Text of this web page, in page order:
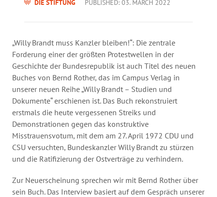
DIE STIFTUNG PUBLISHED: 03. MARCH 2022
„Willy Brandt muss Kanzler bleiben!“: Die zentrale
Forderung einer der größten Protestwellen in der
Geschichte der Bundesrepublik ist auch Titel des neuen
Buches von Bernd Rother, das im Campus Verlag in
unserer neuen Reihe „Willy Brandt – Studien und
Dokumente“ erschienen ist. Das Buch rekonstruiert
erstmals die heute vergessenen Streiks und
Demonstrationen gegen das konstruktive
Misstrauensvotum, mit dem am 27. April 1972 CDU und
CSU versuchten, Bundeskanzler Willy Brandt zu stürzen
und die Ratifizierung der Ostverträge zu verhindern.
Zur Neuerscheinung sprechen wir mit Bernd Rother über
sein Buch. Das Interview basiert auf dem Gespräch unserer